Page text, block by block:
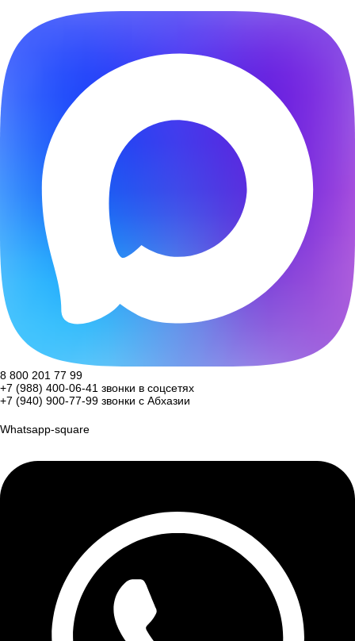
8 800 201 77 99
+7 (988) 400-06-41 звонки в соцсетях
+7 (940) 900-77-99 звонки с Абхазии
Whatsapp-square